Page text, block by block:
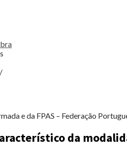
e da FPAS – Federação
da